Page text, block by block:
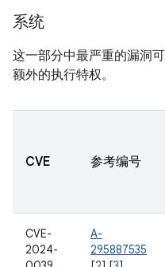
系统
这一部分中最严重的漏洞
额外的执行特权。
CVE 参考编号
CVE-
2024-
A-
295887535